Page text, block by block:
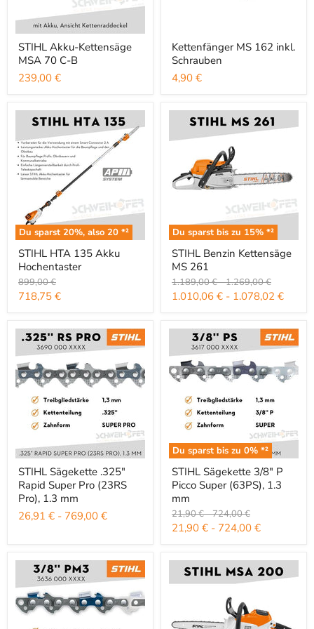
STIHL Akku-Kettensäge MSA 70 C-B
STIHL Akku-Kettensäge
MSA 70 C-B
239,00 €
Kettenfänger MS 162 inkl.
Schrauben
4,90 €
Du sparst 20%, also 20 *²
STIHL HTA 135 Akku Hochentaster
STIHL HTA 135 Akku
Hochentaster
Ursprünglicher Preis
899,00 €
Aktueller Preis
718,75 €
Du sparst bis zu 15% *²
STIHL Benzin Kettensäge MS
STIHL Benzin Kettensäge
MS 261
Ursprünglicher Preis
1.189,00 €-Ursprünglicher Preis
1.269,00 €
1.010,06 € - 1.078,02 €
STIHL Sägekette .325" Rapid Super Pro (23RS Pro), 1.3 mm
STIHL Sägekette .325"
Rapid Super Pro (23RS
Pro), 1.3 mm
26,91 € - 769,00 €
Du sparst bis zu 0% *²
STIHL Sägekette 3/8" P Picco
STIHL Sägekette 3/8" P
Picco Super (63PS), 1.3
mm
Ursprünglicher Preis
21,90 €-Ursprünglicher Preis
724,00 €
21,90 € - 724,00 €